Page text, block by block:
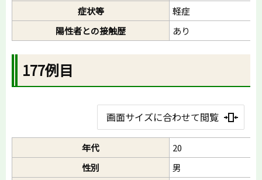
症状等
軽症
陽性者との接触歴
あり
177例目
画面サイズに合わせて閲覧
年代
20
性別
男